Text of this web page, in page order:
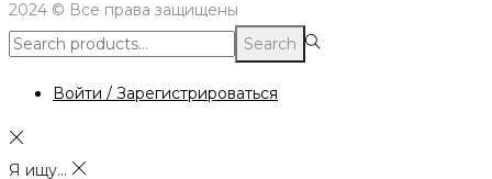
2024 © Все права защищены
Search
Search
Войти / Зарегистрироваться
Я ищу...